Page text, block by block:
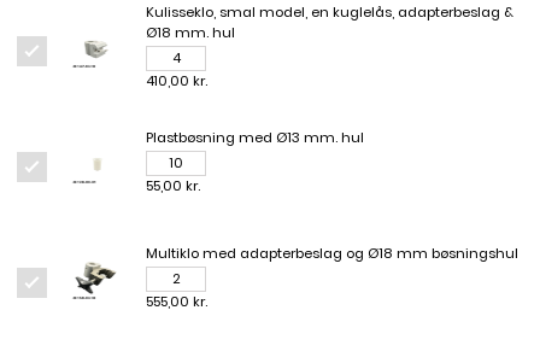
Kulisseklo, smal model, en kuglelås, adapterbeslag &
Ø18 mm. hul
410,00 kr.
Plastbøsning med Ø13 mm. hul
55,00 kr.
Multiklo med adapterbeslag og Ø18 mm bøsningshul
555,00 kr.